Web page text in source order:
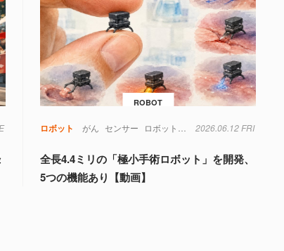
ROBOT
ロボット がん センサー ロボット 医療 実験 材料 磁場
2026.06.12 FRI
全長4.4ミリの「極小手術ロボット」を開発、
5つの機能あり【動画】